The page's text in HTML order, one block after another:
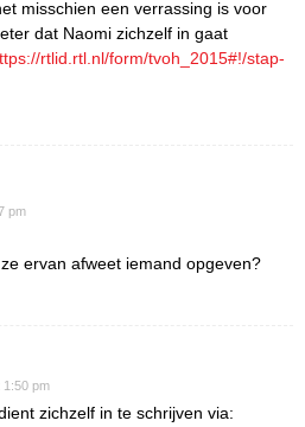
misschien een verrassing is voor
dat Naomi zichzelf in gaat
rtlid.rtl.nl/form/tvoh_2015#!/stap-
pm
ervan afweet iemand opgeven?
1:50 pm
zichzelf in te schrijven via: